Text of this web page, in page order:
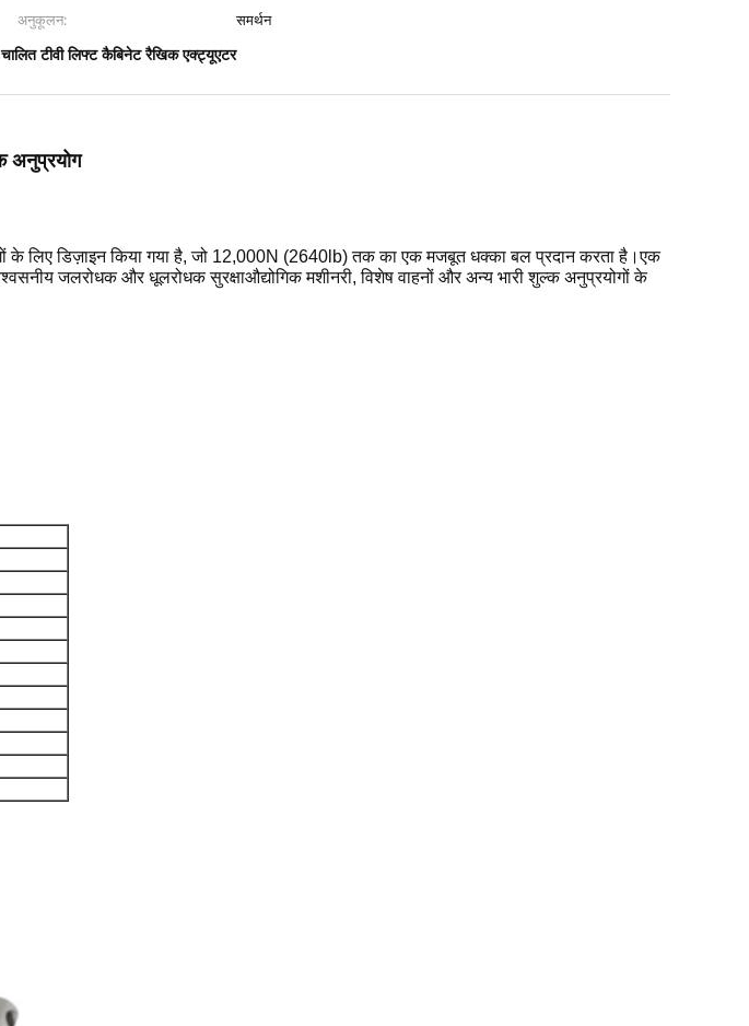
अनुकूलन:
समर्थन
टीवी लिफ्ट कैबिनेट रैखिक एक्ट्यूएटर
अनुप्रयोग
के लिए डिज़ाइन किया गया है, जो 12,000N (2640lb) तक का एक मजबूत धक्का बल प्रदान करता है।एक
जलरोधक और धूलरोधक सुरक्षाऔद्योगिक मशीनरी, विशेष वाहनों और अन्य भारी शुल्क अनुप्रयोगों के